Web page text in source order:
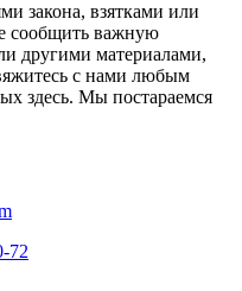
закона, взятками или
сообщить важную
другими материалами,
с нами любым
здесь. Мы постараемся
72